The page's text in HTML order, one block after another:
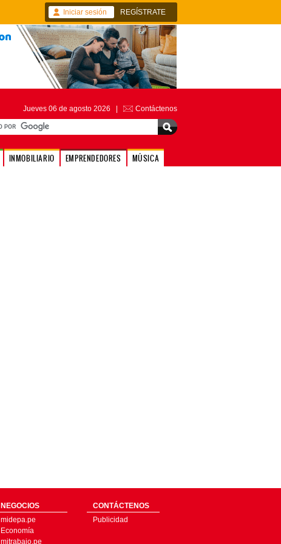
Iniciar sesión REGÍSTRATE
Jueves 06 de agosto 2026 | Contáctenos
INMOBILIARIO EMPRENDEDORES MÚSICA
NEGOCIOS
midepa.pe
Economía
mitrabajo.pe
CONTÁCTENOS
Publicidad